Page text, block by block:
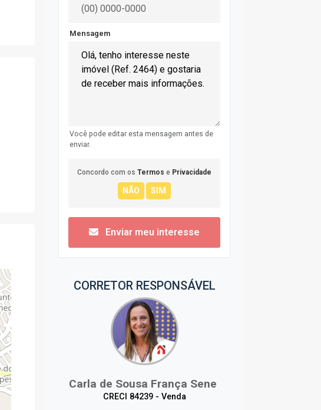
Mensagem
Você pode editar esta mensagem antes de
enviar.
Concordo com os Termos e Privacidade
Enviar meu interesse
CORRETOR RESPONSÁVEL
Carla de Sousa França Sene
CRECI 84239 - Venda